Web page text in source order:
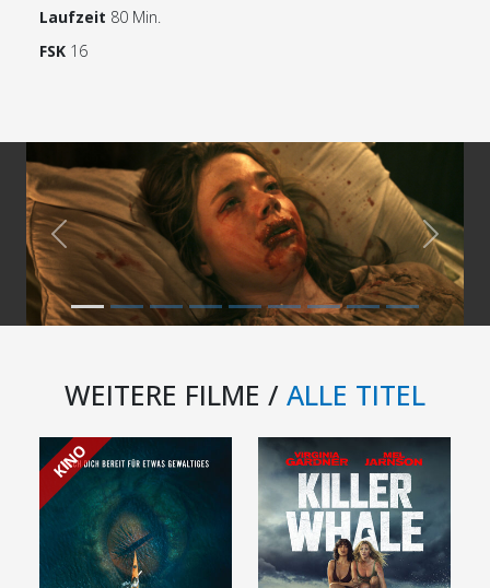
Laufzeit 80 Min.
FSK 16
Previous Next
WEITERE FILME / ALLE TITEL
KINO